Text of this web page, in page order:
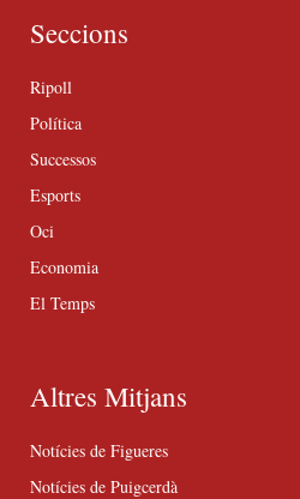
Seccions
Ripoll
Política
Successos
Esports
Oci
Economia
El Temps
Altres Mitjans
Notícies de Figueres
Notícies de Puigcerdà